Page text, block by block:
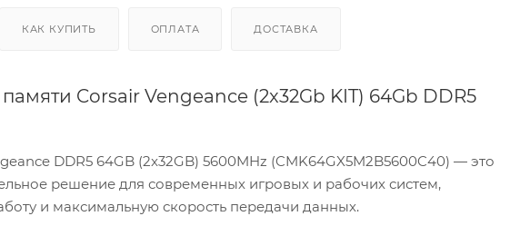
КАК КУПИТЬ ОПЛАТА ДОСТАВКА
Corsair Vengeance (2x32Gb KIT) 64Gb DDR5
DDR5 64GB (2x32GB) 5600MHz (CMK64GX5M2B5600C40) — это
решение для современных игровых и рабочих систем,
и максимальную скорость передачи данных.